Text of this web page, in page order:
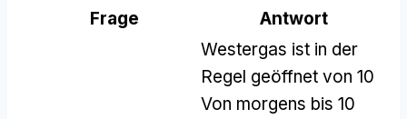
Frage Antwort
Westergas ist in der
Regel geöffnet von 10
Von morgens bis 10